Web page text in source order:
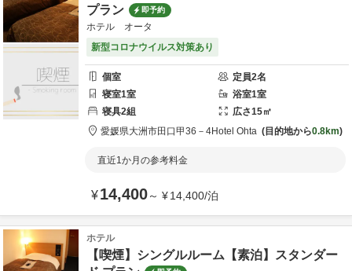
プラン
即予約
ホテル オータ
新型コロナウイルス対策あり
個室 定員2名
寝室1室 浴室1室
寝具2組 広さ15㎡
愛媛県大洲市田口甲36－4Hotel Ohta 目的地から0.8km
直近1か月の参考料金
¥14,400～ ¥14,400/泊
ホテル
【喫煙】シングルルーム【素泊】スタンダー